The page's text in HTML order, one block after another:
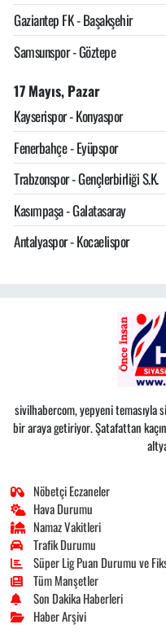
Gaziantep FK - Başakşehir
Samsunspor - Göztepe
17 Mayıs, Pazar
Kayserispor - Konyaspor
Fenerbahçe - Eyüpspor
Trabzonspor - Gençlerbirliği S.K.
Kasımpaşa - Galatasaray
Antalyaspor - Kocaelispor
sivilhabercom, yepyeni
bir araya getiriyor. Şatafattan
Nöbetçi Eczaneler
Hava Durumu
Namaz Vakitleri
Trafik Durumu
Süper Lig Puan Durumu ve
Tüm Manşetler
Son Dakika Haberleri
Haber Arşivi